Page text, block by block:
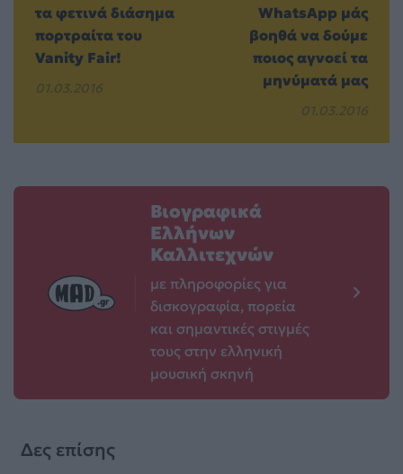
τα φετινά διάσημα
πορτραίτα τoυ
Vanity Fair!
01.03.2016
WhatsApp μάς
βοηθά να δούμε
ποιος αγνοεί τα
μηνύματά μας
01.03.2016
Βιογραφικά
Ελλήνων
Καλλιτεχνών
με πληροφορίες για
δισκογραφία, πορεία
και σημαντικές στιγμές
τους στην ελληνική
μουσική σκηνή
Δες επίσης